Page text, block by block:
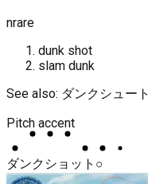
nrare
dunk shot
slam dunk
See also: ダンクシュート
Pitch accent
ダンク ショ ッ ト ○